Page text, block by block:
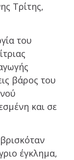
Τρίτης,
του
βάρος του
και σε
έγκλημα,